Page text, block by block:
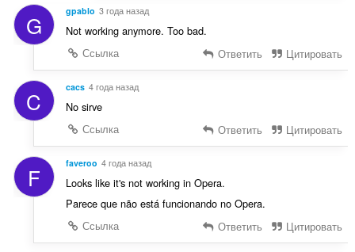
G gpablo 3 года назад
Not working anymore. Too bad.
Ссылка
Ответить Цитировать
C cacs 4 года назад
No sirve
Ссылка
Ответить Цитировать
F faveroo 4 года назад
Looks like it's not working in Opera.
Parece que não está funcionando no Opera.
Ссылка
Ответить Цитировать